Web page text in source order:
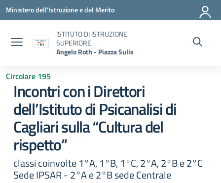
Vai ai contenuti
Vai al menu di navigazione
Vai al footer
Ministero dell'Istruzione e del Merito
ISTITUTO DI ISTRUZIONE
SUPERIORE
Angelo Roth - Piazza Sulis
Circolare 195
Incontri con i Direttori
dell’Istituto di Psicanalisi di
Cagliari sulla “Cultura del
rispetto”
classi coinvolte 1°A, 1°B, 1°C, 2°A, 2°B e 2°C
Sede IPSAR - 2°A e 2°B sede Centrale